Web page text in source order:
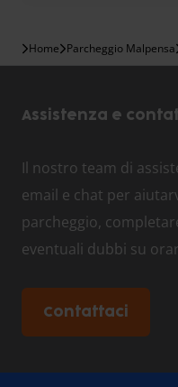
Home Parcheggio Malpensa
Assistenza e
Il nostro team di
email e chat per
parcheggio,
eventuali dubbi su
Contattaci